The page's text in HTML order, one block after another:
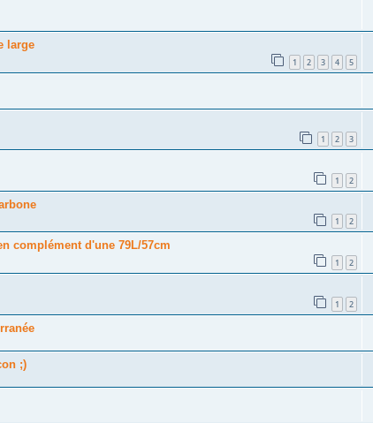
large
1 2 3 4 5
1 2 3
1 2
1 2
complément d'une 79L/57cm
1 2
1 2
;)